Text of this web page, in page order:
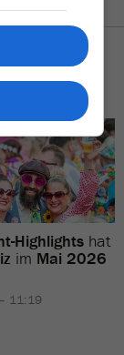
Highlights hat
im Mai 2026
11:19